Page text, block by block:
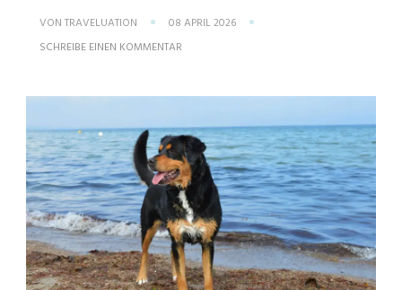
VON TRAVELUATION
08 APRIL 2026
SCHREIBE EINEN KOMMENTAR
URLAUB
IHREM
HUND:
ENTSPANNUNG
PUR
AN
DER
KÜSTE